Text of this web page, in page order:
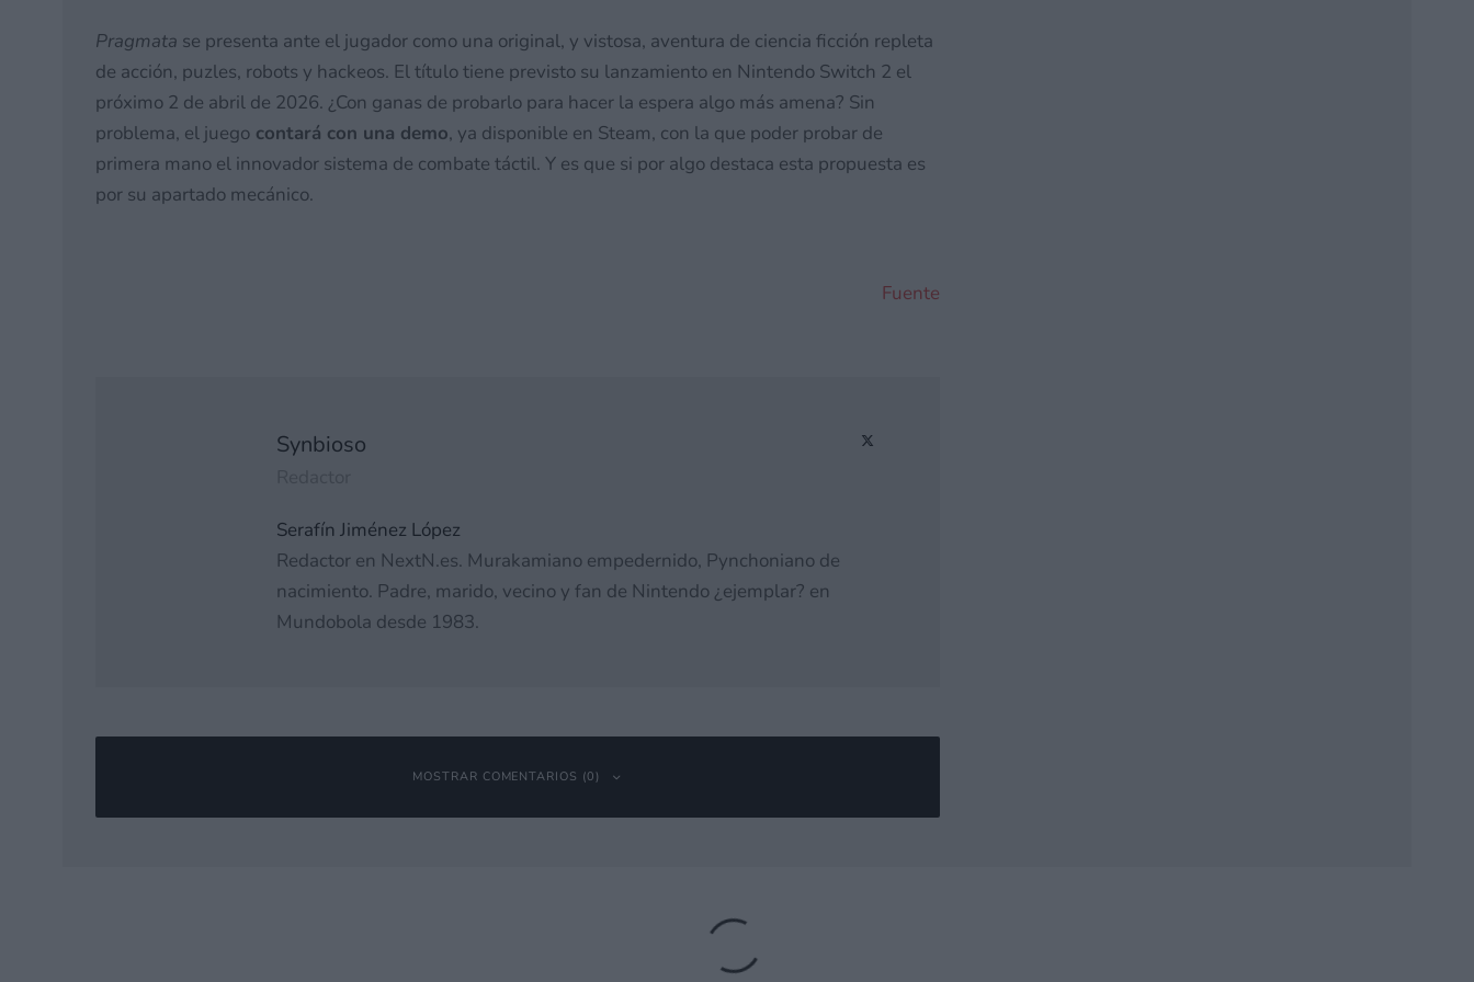
Pragmata se presenta ante el jugador como una original, y vistosa, aventura de ciencia ficción repleta
de acción, puzles, robots y hackeos. El título tiene previsto su lanzamiento en Nintendo Switch 2 el
próximo 2 de abril de 2026. ¿Con ganas de probarlo para hacer la espera algo más amena? Sin
problema, el juego contará con una demo, ya disponible en Steam, con la que poder probar de
primera mano el innovador sistema de combate táctil. Y es que si por algo destaca esta propuesta es
por su apartado mecánico.
Fuente
Synbioso
Serafín Jiménez López
Redactor en NextN.es. Murakamiano empedernido, Pynchoniano de
nacimiento. Padre, marido, vecino y fan de Nintendo ¿ejemplar? en
Mundobola desde 1983.
MOSTRAR COMENTARIOS (0)